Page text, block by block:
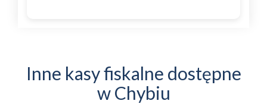
Inne kasy fiskalne dostępne
w Chybiu